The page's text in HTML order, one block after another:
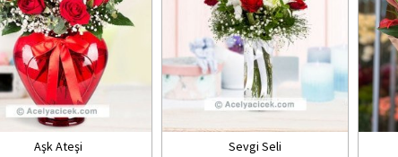
Aşk Ateşi Sevgi Seli